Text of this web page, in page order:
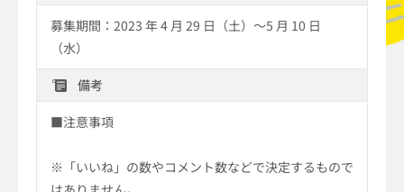
募集期間：2023 年 4 月 29 日（土）～5 月 10 日
（水）
備考
■注意事項
※「いいね」の数やコメント数などで決定するもので